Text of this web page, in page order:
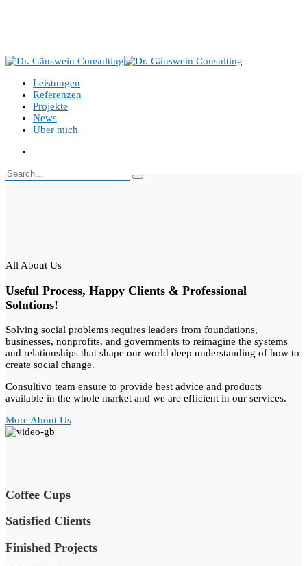
Leistungen
Referenzen
Projekte
News
Über mich
All About Us
Useful Process, Happy Clients & Professional
Solutions!
Solving social problems requires leaders from foundations,
businesses, nonprofits, and governments to reimagine the systems
and relationships that shape our world deep understanding of how to
create social change.
Consultivo team ensure to provide best advice and products
available in the whole market and we are efficient in our services.
More About Us
Coffee Cups
Satisfied Clients
Finished Projects